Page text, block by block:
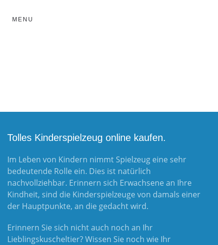
MENU
Tolles Kinderspielzeug online kaufen.
Im Leben von Kindern nimmt Spielzeug eine sehr
bedeutende Rolle ein. Dies ist natürlich
nachvollziehbar. Erinnern sich Erwachsene an Ihre
Kindheit, sind die Kinderspielzeuge von damals einer
der Hauptpunkte, an die gedacht wird.
Erinnern Sie sich nicht auch noch an Ihr
Lieblingskuscheltier? Wissen Sie noch wie Ihr